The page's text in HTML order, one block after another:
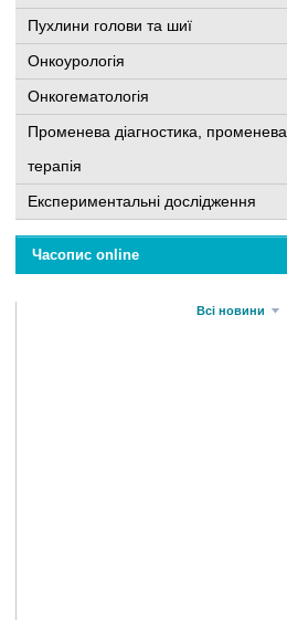
Пухлини голови та шиї
Онкоурологія
Онкогематологія
Променева діагностика, променева
терапія
Експериментальні дослідження
Часопис online
Всі новини